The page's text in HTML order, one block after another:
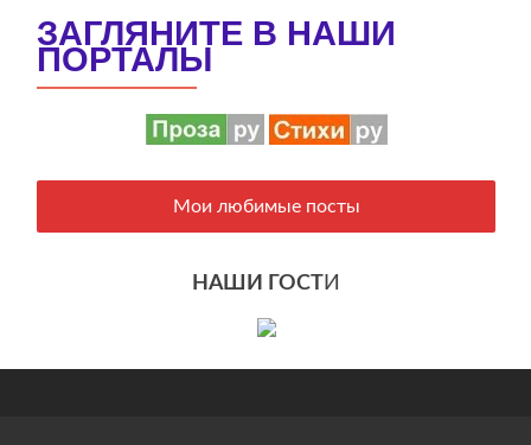
ЗАГЛЯНИТЕ В НАШИ
ПОРТАЛЫ
Мои любимые посты
НАШИ ГОСТИ